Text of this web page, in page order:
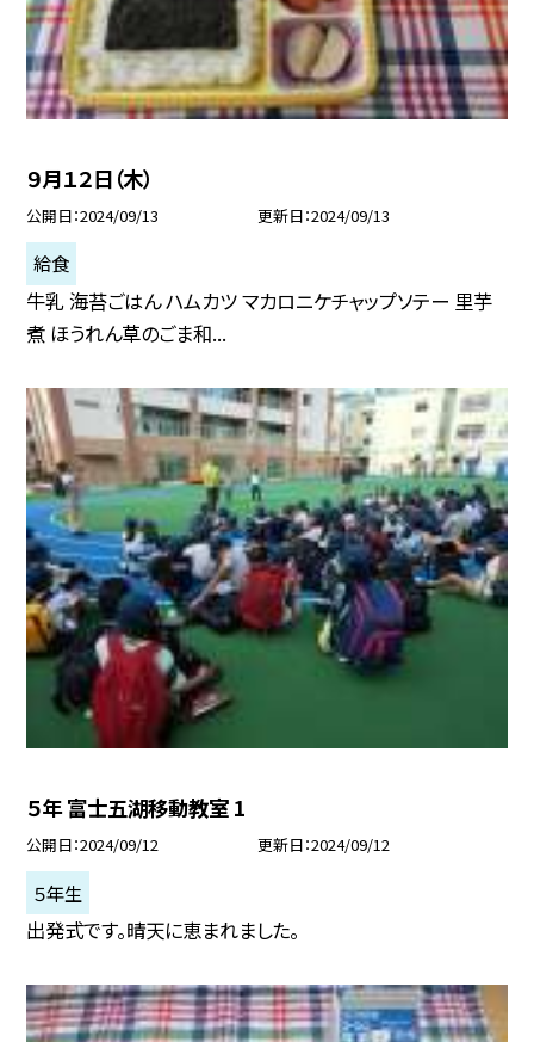
９月１２日（木）
公開日 2024/09/13 更新日 2024/09/13
給食
牛乳 海苔ごはん ハムカツ マカロニケチャップソテー 里芋
煮 ほうれん草のごま和...
５年 富士五湖移動教室 1
公開日 2024/09/12 更新日 2024/09/12
５年生
出発式です。晴天に恵まれました。